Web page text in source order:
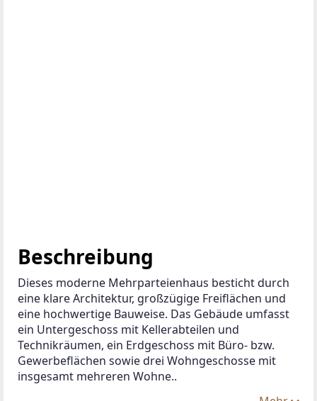
Beschreibung
Dieses moderne Mehrparteienhaus besticht durch
eine klare Architektur, großzügige Freiflächen und
eine hochwertige Bauweise. Das Gebäude umfasst
ein Untergeschoss mit Kellerabteilen und
Technikräumen, ein Erdgeschoss mit Büro- bzw.
Gewerbeflächen sowie drei Wohngeschosse mit
insgesamt mehreren Wohne..